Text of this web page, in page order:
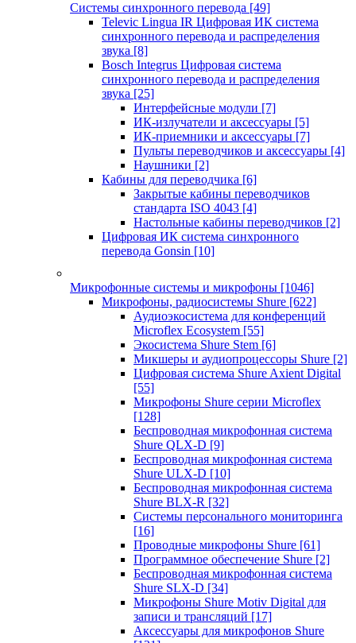
Системы синхронного перевода [49]
Televic Lingua IR Цифровая ИК система
синхронного перевода и распределения
звука [8]
Bosch Integrus Цифровая система
синхронного перевода и распределения
звука [25]
Интерфейсные модули [7]
ИК-излучатели и аксессуары [5]
ИК-приемники и аксессуары [7]
Пульты переводчиков и аксессуары [4]
Наушники [2]
Кабины для переводчика [6]
Закрытые кабины переводчиков
стандарта ISO 4043 [4]
Настольные кабины переводчиков [2]
Цифровая ИК система синхронного
перевода Gonsin [10]
Микрофонные системы и микрофоны [1046]
Микрофоны, радиосистемы Shure [622]
Аудиоэкосистема для конференций
Microflex Ecosystem [55]
Экосистема Shure Stem [6]
Микшеры и аудиопроцессоры Shure [2]
Цифровая система Shure Axient Digital
[55]
Микрофоны Shure серии Microflex
[128]
Беспроводная микрофонная система
Shure QLX-D [9]
Беспроводная микрофонная система
Shure ULX-D [10]
Беспроводная микрофонная система
Shure BLX-R [32]
Системы персонального мониторинга
[16]
Проводные микрофоны Shure [61]
Программное обеспечение Shure [2]
Беспроводная микрофонная система
Shure SLX-D [34]
Микрофоны Shure Motiv Digital для
записи и трансляций [17]
Аксессуары для микрофонов Shure